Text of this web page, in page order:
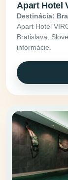
Apart Hotel
Destinácia:
Apart Hotel
Bratislava,
informácie.